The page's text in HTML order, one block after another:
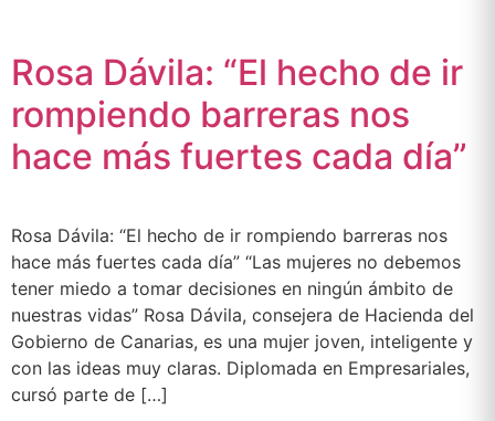
Rosa Dávila: “El hecho de ir
rompiendo barreras nos
hace más fuertes cada día”
Rosa Dávila: “El hecho de ir rompiendo barreras nos
hace más fuertes cada día” “Las mujeres no debemos
tener miedo a tomar decisiones en ningún ámbito de
nuestras vidas” Rosa Dávila, consejera de Hacienda del
Gobierno de Canarias, es una mujer joven, inteligente y
con las ideas muy claras. Diplomada en Empresariales,
cursó parte de […]